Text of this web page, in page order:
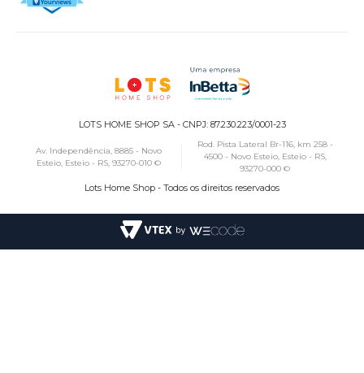
LOTS HOME SHOP SA - CNPJ: 87.230.223/0001-23
Av. Independência, 8885 - Novo
Esteio, Esteio - RS, 93270-010 ©
Rod. Pista Lateral Br-116, km 258 -
4500 - Novo Esteio, Esteio - RS,
93270-000 ©
Lots Home Shop - Todos os direitos reservados